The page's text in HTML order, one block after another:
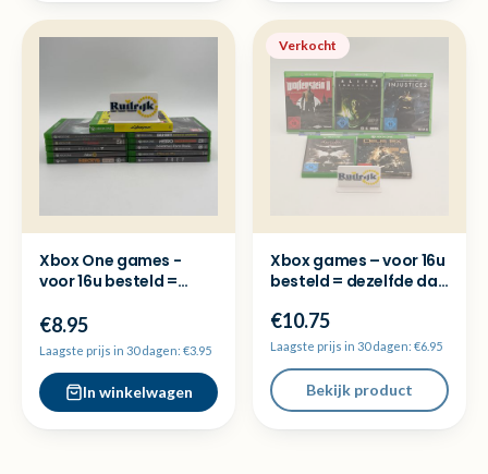
Xbox One games -
voor 16u besteld =
verzonden
€8.95
Laagste prijs in 30 dagen: €3.95
In winkelwagen
Verkocht
Xbox games – voor 16u
besteld = dezelfde dag
€10.75
Laagste prijs in 30 dagen: €6.95
Bekijk product